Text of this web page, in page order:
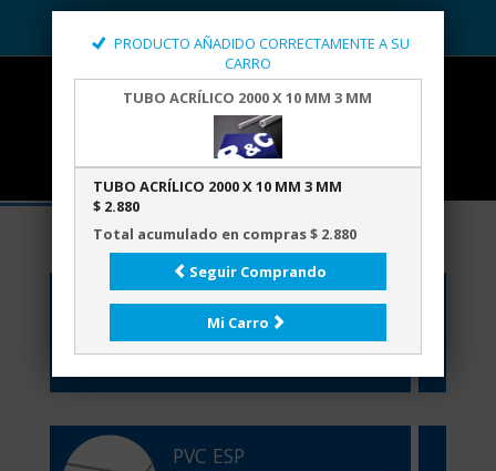
PRODUCTO AÑADIDO CORRECTAMENTE A SU
CARRO
TUBO ACRÍLICO 2000 X 10 MM 3 MM
TUBO ACRÍLICO 2000 X 10 MM 3 MM
$ 2.880
Total acumulado en compras $ 2.880
Seguir Comprando
Mi Carro
PREGUNTENOS POR NUESTRA LINEA DE
ACCESOS DE SEÑALETICA Y DE OTROS
ACRÍLICOS
PVC ESP